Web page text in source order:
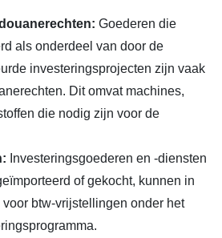
Goederen die
als onderdeel van door de
investeringsprojecten zijn vaak
Dit omvat machines,
die nodig zijn voor de
Investeringsgoederen en -diensten
of gekocht, kunnen in
btw-vrijstellingen onder het